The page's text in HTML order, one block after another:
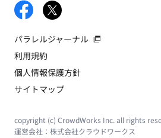
パラレルジャーナル
利用規約
個人情報保護方針
サイトマップ
copyright (c) CrowdWorks Inc. all rights
運営会社： 株式会社クラウドワークス